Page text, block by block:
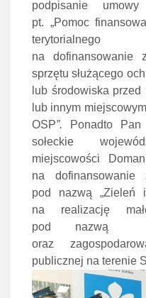
podpisanie
pt. „Pomoc
terytorialnego
na dofinansowanie
sprzętu służącego
lub środowiska przed
lub innym
OSP”.
Ponadto Pan
sołeckie
miejscowości
na dofinansowanie
pod nazwą
na realizację
pod nazwą
oraz
publicznej na terenie